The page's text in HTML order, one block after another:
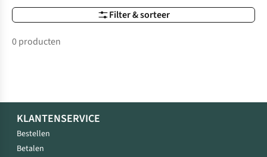
Filter & sorteer
0 producten
KLANTENSERVICE
Bestellen
Betalen